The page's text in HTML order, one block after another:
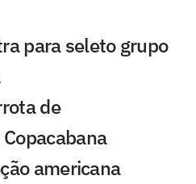
para seleto grupo
de
americana